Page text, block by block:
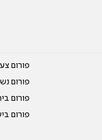
פורום
פורום
פורום
פורום